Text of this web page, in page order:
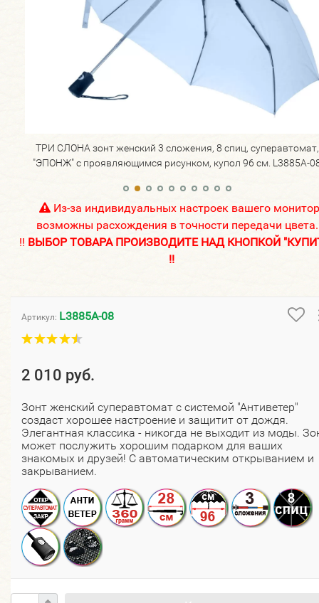
ТРИ СЛОНА зонт женский 3 сложения, 8 спиц, суперавтомат,
"ЭПОНЖ" с проявляющимся рисунком, купол 96 см. L3885A-
Из-за индивидуальных настроек вашего
возможны расхождения в точности передачи цвета.
!! ВЫБОР ТОВАРА ПРОИЗВОДИТЕ НАД КНОПКОЙ
!!
Артикул: L3885A-08
2 010 руб.
Зонт женский суперавтомат с системой "Антиветер"
создаст хорошее настроение и защитит от дождя.
Элегантная классика - никогда не выходит из моды.
может послужить хорошим подарком для ваших
знакомых и друзей! С автоматическим открыванием и
закрыванием.